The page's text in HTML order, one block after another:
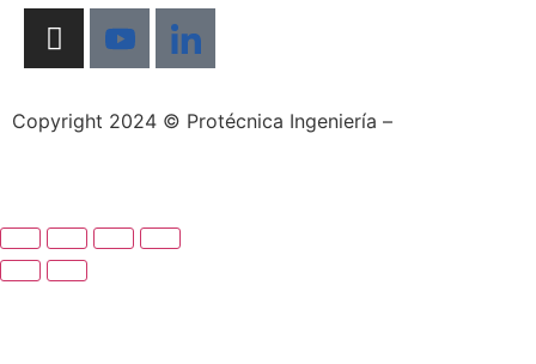
Copyright 2024 © Protécnica Ingeniería –